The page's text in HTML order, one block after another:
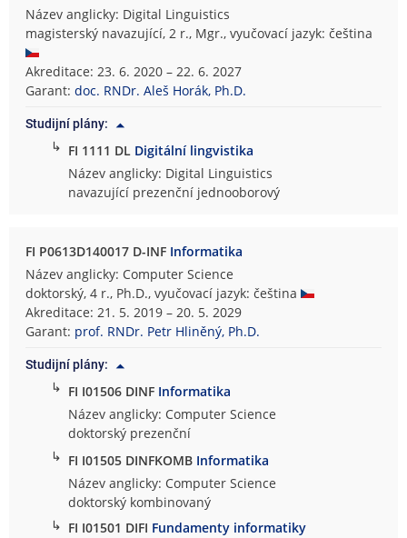
Název anglicky: Digital Linguistics
magisterský navazující, 2 r., Mgr., vyučovací jazyk: čeština
Akreditace: 23. 6. 2020 – 22. 6. 2027
Garant:doc. RNDr. Aleš Horák, Ph.D.
Studijní plány:
↳ FI 1111 DL Digitální lingvistika
Název anglicky: Digital Linguistics
navazující prezenční jednooborový
FI P0613D140017 D-INF Informatika
Název anglicky: Computer Science
doktorský, 4 r., Ph.D., vyučovací jazyk: čeština
Akreditace: 21. 5. 2019 – 20. 5. 2029
Garant: prof. RNDr. Petr Hliněný, Ph.D.
Studijní plány:
↳ FI I01506 DINF Informatika
Název anglicky: Computer Science
doktorský prezenční
↳ FI I01505 DINFKOMB Informatika
Název anglicky: Computer Science
doktorský kombinovaný
↳ FI I01501 DIFI Fundamenty informatiky